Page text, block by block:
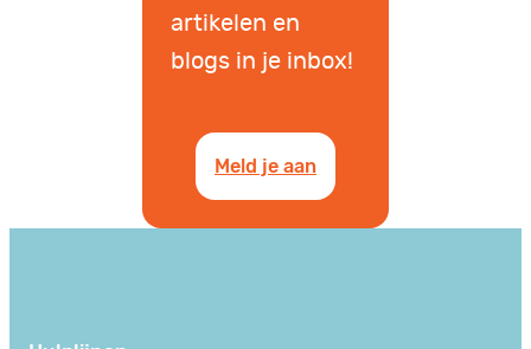
artikelen en
blogs in je inbox!
Meld je aan